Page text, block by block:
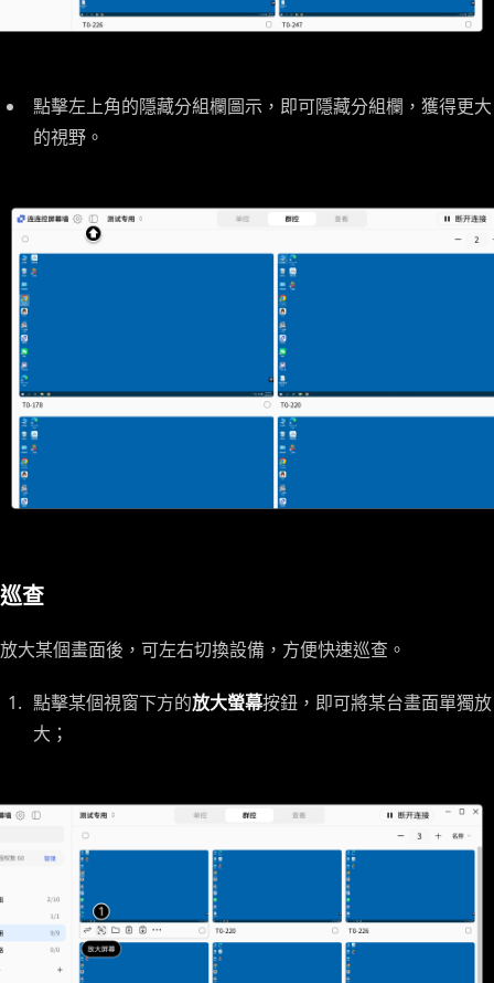
點擊左上角的隱藏分組欄圖示，即可隱藏分組欄，獲得更大
的視野。
巡查
放大某個畫面後，可左右切換設備，方便快速巡查。
點擊某個視窗下方的放大螢幕按鈕，即可將某台畫面單獨放
大；